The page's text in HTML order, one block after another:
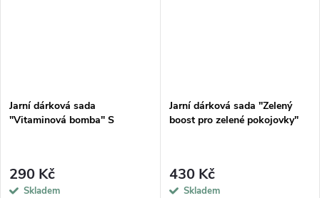
Jarní dárková sada
"Vitaminová bomba" S
290 Kč
Skladem
Jarní dárková sada "Zelený
boost pro zelené pokojovky"
430 Kč
Skladem